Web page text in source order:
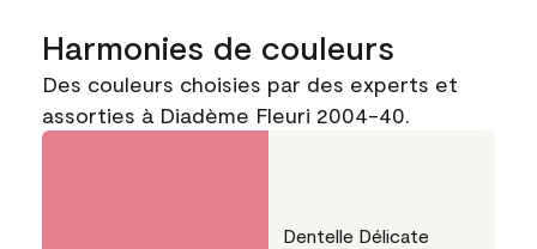
Harmonies de couleurs
Des couleurs choisies par des experts et
assorties à Diadème Fleuri 2004-40.
Dentelle Délicate